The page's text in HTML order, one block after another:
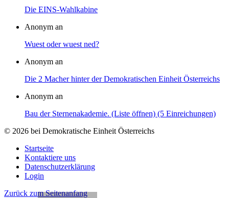
Die EINS-Wahlkabine
Anonym an
Wuest oder wuest ned?
Anonym an
Die 2 Macher hinter der Demokratischen Einheit Österreichs
Anonym an
Bau der Sternenakademie. (Liste öffnen) (5 Einreichungen)
© 2026 bei Demokratische Einheit Österreichs
Startseite
Kontaktiere uns
Datenschutzerklärung
Login
Zurück zum Seitenanfang